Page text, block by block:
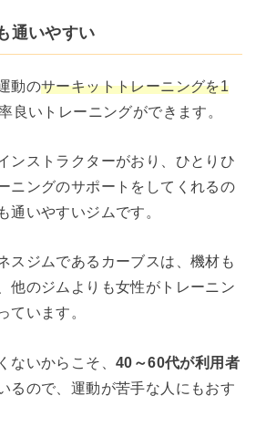
通いやすい
動のサーキットトレーニングを1
良いトレーニングができます。
ンストラクターがおり、ひとりひ
ニングのサポートをしてくれるの
通いやすいジムです。
スジムであるカーブスは、機材も
他のジムよりも女性がトレーニン
ています。
ないからこそ、40～60代が利用者
るので、運動が苦手な人にもおす